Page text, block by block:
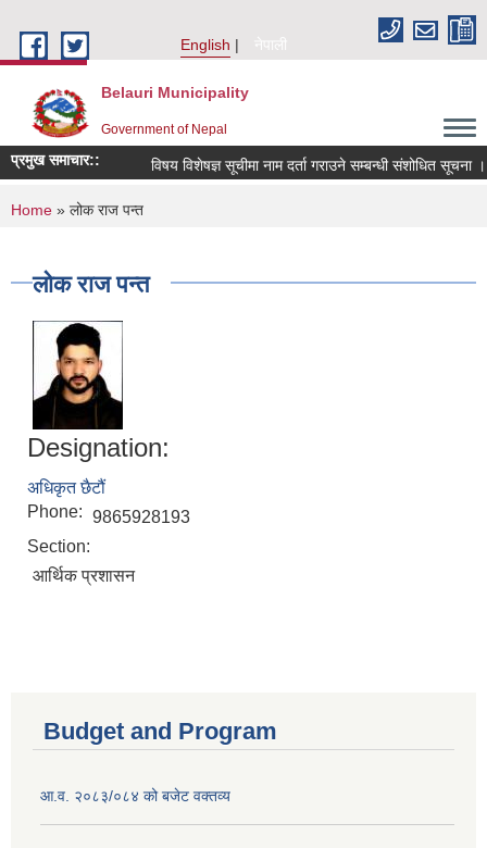
English
नेपाली
Belauri Municipality
Government of Nepal
प्रमुख समाचार:: विषय विशेषज्ञ सूचीमा नाम दर्ता गराउने सम्बन्धी संशोधित सूचना ।
You are here
Home » लोक राज पन्त
लोक राज पन्त
Designation:
अधिकृत छैटौं
Phone: 9865928193
Section:
आर्थिक प्रशासन
Budget and Program
आ.व. २०८३/०८४ को बजेट वक्तव्य